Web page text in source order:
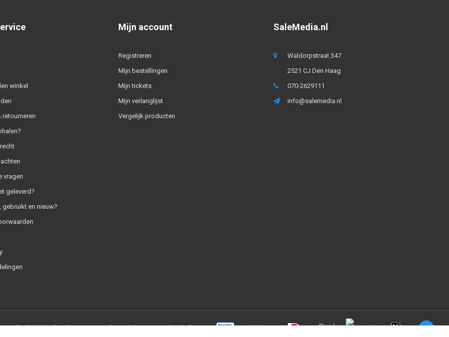
winkel
retourneren
vragen
geleverd?
gebruikt en nieuw?
Mijn account
Registreren
Mijn bestellingen
Mijn tickets
Mijn verlanglijst
Vergelijk producten
SaleMedia.nl
Waldorpstraat 347
2521 CJ Den Haag
070-2629111
info@salemedia.nl
|RSS-feed|SaleMedia.nl 9.0/10-1837beoordelingen opWebwinkelkeur